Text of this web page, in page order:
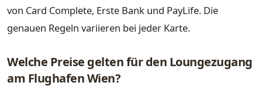
von Card Complete, Erste Bank und PayLife. Die
genauen Regeln variieren bei jeder Karte.
Welche Preise gelten für den Loungezugang
am Flughafen Wien?